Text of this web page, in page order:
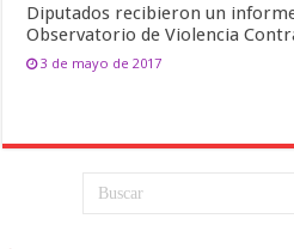
Diputados recibieron un
Observatorio de Violencia
3 de mayo de 2017